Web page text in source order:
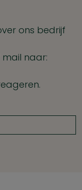
ons bedrijf
mail naar: